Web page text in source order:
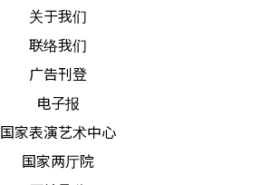
关于我们
联络我们
广告刊登
电子报
国家表演艺术中心
国家两厅院